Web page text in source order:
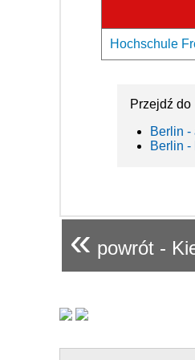
Hochschule
Przejdź do
Berlin -
Berlin
« powrót -